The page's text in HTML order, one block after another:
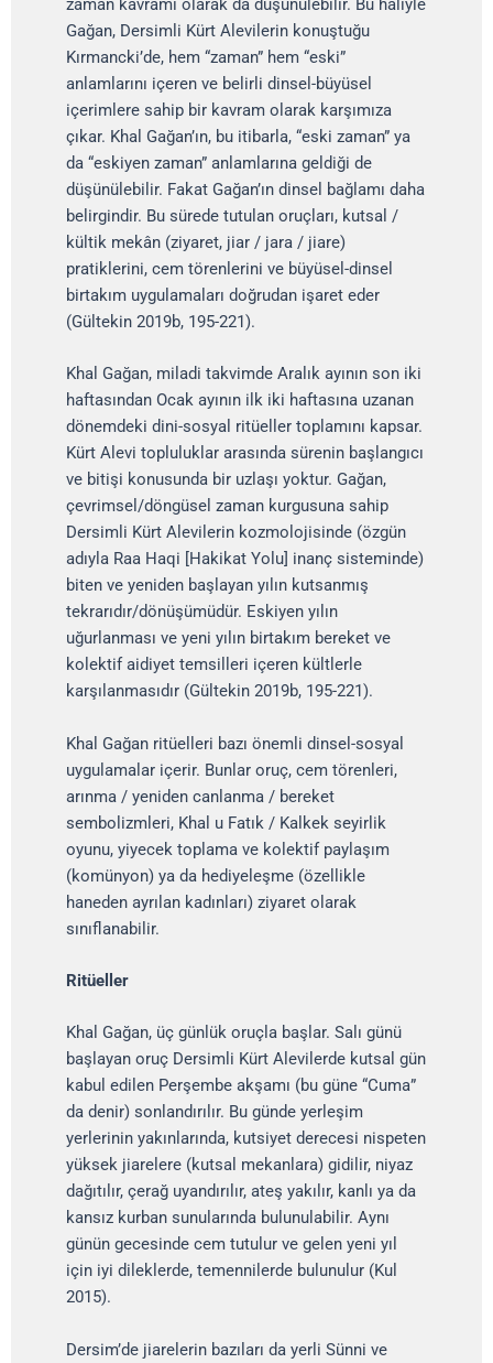
zaman kavramı olarak da düşünülebilir. Bu haliyle
Gağan, Dersimli Kürt Alevilerin konuştuğu
Kırmancki’de, hem “zaman” hem “eski”
anlamlarını içeren ve belirli dinsel-büyüsel
içerimlere sahip bir kavram olarak karşımıza
çıkar. Khal Gağan’ın, bu itibarla, “eski zaman” ya
da “eskiyen zaman” anlamlarına geldiği de
düşünülebilir. Fakat Gağan’ın dinsel bağlamı daha
belirgindir. Bu sürede tutulan oruçları, kutsal /
kültik mekân (ziyaret, jiar / jara / jiare)
pratiklerini, cem törenlerini ve büyüsel-dinsel
birtakım uygulamaları doğrudan işaret eder
(Gültekin 2019b, 195-221).
Khal Gağan, miladi takvimde Aralık ayının son iki
haftasından Ocak ayının ilk iki haftasına uzanan
dönemdeki dini-sosyal ritüeller toplamını kapsar.
Kürt Alevi topluluklar arasında sürenin başlangıcı
ve bitişi konusunda bir uzlaşı yoktur. Gağan,
çevrimsel/döngüsel zaman kurgusuna sahip
Dersimli Kürt Alevilerin kozmolojisinde (özgün
adıyla Raa Haqi [Hakikat Yolu] inanç sisteminde)
biten ve yeniden başlayan yılın kutsanmış
tekrarıdır/dönüşümüdür. Eskiyen yılın
uğurlanması ve yeni yılın birtakım bereket ve
kolektif aidiyet temsilleri içeren kültlerle
karşılanmasıdır (Gültekin 2019b, 195-221).
Khal Gağan ritüelleri bazı önemli dinsel-sosyal
uygulamalar içerir. Bunlar oruç, cem törenleri,
arınma / yeniden canlanma / bereket
sembolizmleri, Khal u Fatık / Kalkek seyirlik
oyunu, yiyecek toplama ve kolektif paylaşım
(komünyon) ya da hediyeleşme (özellikle
haneden ayrılan kadınları) ziyaret olarak
sınıflanabilir.
Ritüeller
Khal Gağan, üç günlük oruçla başlar. Salı günü
başlayan oruç Dersimli Kürt Alevilerde kutsal gün
kabul edilen Perşembe akşamı (bu güne “Cuma”
da denir) sonlandırılır. Bu günde yerleşim
yerlerinin yakınlarında, kutsiyet derecesi nispeten
yüksek jiarelere (kutsal mekanlara) gidilir, niyaz
dağıtılır, çerağ uyandırılır, ateş yakılır, kanlı ya da
kansız kurban sunularında bulunulabilir. Aynı
günün gecesinde cem tutulur ve gelen yeni yıl
için iyi dileklerde, temennilerde bulunulur (Kul
2015).
Dersim’de jiarelerin bazıları da yerli Sünni ve